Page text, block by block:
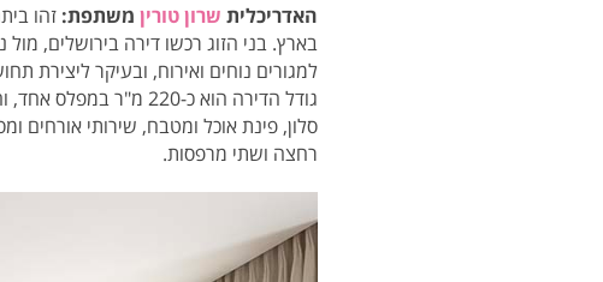
האדריכלית שרון טורין משתפת: זהו
בארץ. בני הזוג רכשו דירה בירושלים,
למגורים נוחים ואירוח, ובעיקר ליצירת
גודל הדירה הוא כ-
סלון, פינת אוכל ומטבח, שירותי אורחים
רחצה ושתי מרפסות.